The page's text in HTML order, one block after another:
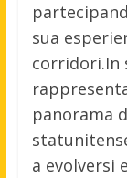
sua
corridori.In
panorama
a evolversi